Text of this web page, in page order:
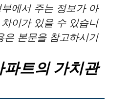
에서 주는 정보가 아
이가 있을 수 있습니
은 본문을 참고하시기
파트의 가치관